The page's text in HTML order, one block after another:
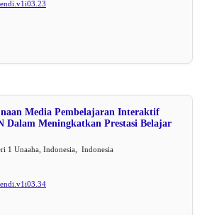
Media Pembelajaran Interaktif
Dalam Meningkatkan Prestasi Belajar
1 Unaaha, Indonesia, Indonesia